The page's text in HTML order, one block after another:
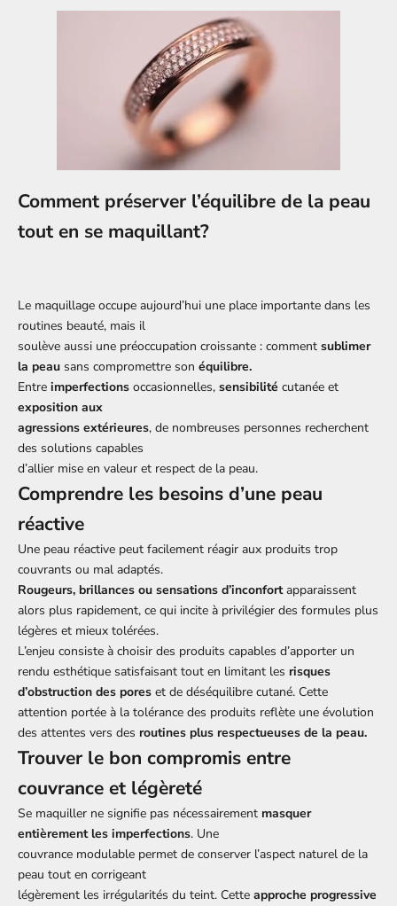
Comment préserver l’équilibre de la peau
tout en se maquillant?
Le maquillage occupe aujourd’hui une place importante dans les
routines beauté, mais il
soulève aussi une préoccupation croissante : comment sublimer
la peau sans compromettre son équilibre.
Entre imperfections occasionnelles, sensibilité cutanée et
exposition aux
agressions extérieures, de nombreuses personnes recherchent
des solutions capables
d’allier mise en valeur et respect de la peau.
Comprendre les besoins d’une peau
réactive
Une peau réactive peut facilement réagir aux produits trop
couvrants ou mal adaptés.
Rougeurs, brillances ou sensations d’inconfortapparaissent
alors plus rapidement, ce qui incite à privilégier des formules plus
légères et mieux tolérées.
L’enjeu consiste à choisir des produits capables d’apporter un
rendu esthétique satisfaisant tout en limitant les risques
d’obstruction des pores et de déséquilibre cutané. Cette
attention portée à la tolérance des produits reflète une évolution
des attentes vers des routines plus respectueuses de la peau.
Trouver le bon compromis entre
couvrance et légèreté
Se maquiller ne signifie pas nécessairement masquer
entièrement les imperfections. Une
couvrance modulable permet de conserver l’aspect naturel de la
peau tout en corrigeant
légèrement les irrégularités du teint. Cette approche progressive